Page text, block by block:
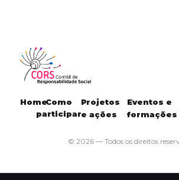
HomeComo
participar
Projetos
e ações
Eventos e
formações
© 2026 — Todos os direitos